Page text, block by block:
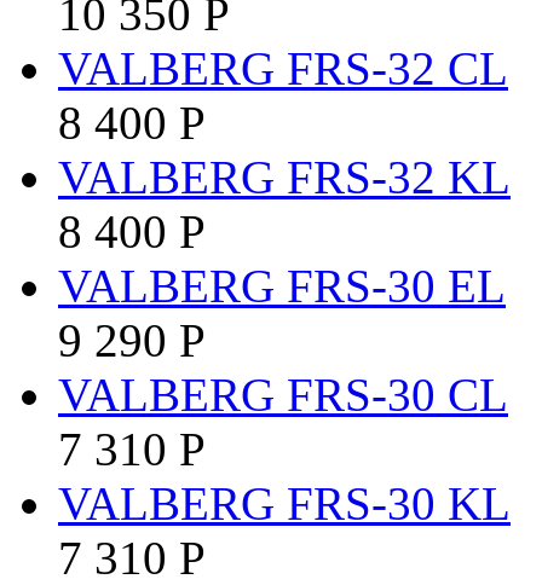
10 350 Р
VALBERG FRS-32 CL
8 400 Р
VALBERG FRS-32 KL
8 400 Р
VALBERG FRS-30 EL
9 290 Р
VALBERG FRS-30 CL
7 310 Р
VALBERG FRS-30 KL
7 310 Р